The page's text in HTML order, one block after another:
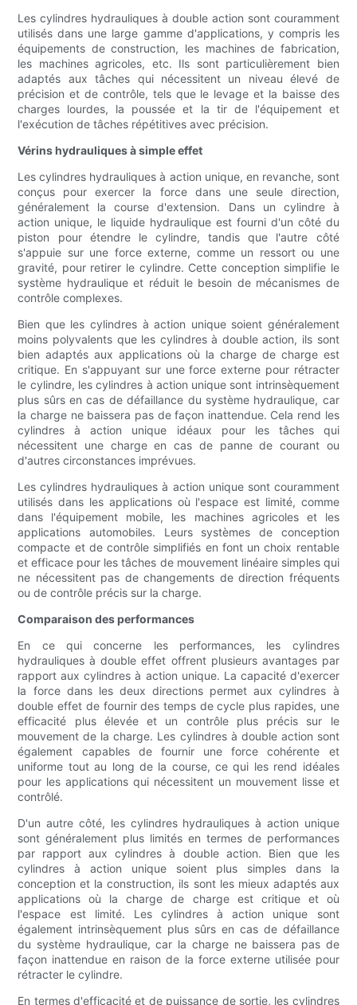
Les cylindres hydrauliques à double action sont couramment
utilisés dans une large gamme d'applications, y compris les
équipements de construction, les machines de fabrication,
les machines agricoles, etc. Ils sont particulièrement bien
adaptés aux tâches qui nécessitent un niveau élevé de
précision et de contrôle, tels que le levage et la baisse des
charges lourdes, la poussée et la tir de l'équipement et
l'exécution de tâches répétitives avec précision.
Vérins hydrauliques à simple effet
Les cylindres hydrauliques à action unique, en revanche, sont
conçus pour exercer la force dans une seule direction,
généralement la course d'extension. Dans un cylindre à
action unique, le liquide hydraulique est fourni d'un côté du
piston pour étendre le cylindre, tandis que l'autre côté
s'appuie sur une force externe, comme un ressort ou une
gravité, pour retirer le cylindre. Cette conception simplifie le
système hydraulique et réduit le besoin de mécanismes de
contrôle complexes.
Bien que les cylindres à action unique soient généralement
moins polyvalents que les cylindres à double action, ils sont
bien adaptés aux applications où la charge de charge est
critique. En s'appuyant sur une force externe pour rétracter
le cylindre, les cylindres à action unique sont intrinsèquement
plus sûrs en cas de défaillance du système hydraulique, car
la charge ne baissera pas de façon inattendue. Cela rend les
cylindres à action unique idéaux pour les tâches qui
nécessitent une charge en cas de panne de courant ou
d'autres circonstances imprévues.
Les cylindres hydrauliques à action unique sont couramment
utilisés dans les applications où l'espace est limité, comme
dans l'équipement mobile, les machines agricoles et les
applications automobiles. Leurs systèmes de conception
compacte et de contrôle simplifiés en font un choix rentable
et efficace pour les tâches de mouvement linéaire simples qui
ne nécessitent pas de changements de direction fréquents
ou de contrôle précis sur la charge.
Comparaison des performances
En ce qui concerne les performances, les cylindres
hydrauliques à double effet offrent plusieurs avantages par
rapport aux cylindres à action unique. La capacité d'exercer
la force dans les deux directions permet aux cylindres à
double effet de fournir des temps de cycle plus rapides, une
efficacité plus élevée et un contrôle plus précis sur le
mouvement de la charge. Les cylindres à double action sont
également capables de fournir une force cohérente et
uniforme tout au long de la course, ce qui les rend idéales
pour les applications qui nécessitent un mouvement lisse et
contrôlé.
D'un autre côté, les cylindres hydrauliques à action unique
sont généralement plus limités en termes de performances
par rapport aux cylindres à double action. Bien que les
cylindres à action unique soient plus simples dans la
conception et la construction, ils sont les mieux adaptés aux
applications où la charge de charge est critique et où
l'espace est limité. Les cylindres à action unique sont
également intrinsèquement plus sûrs en cas de défaillance
du système hydraulique, car la charge ne baissera pas de
façon inattendue en raison de la force externe utilisée pour
rétracter le cylindre.
En termes d'efficacité et de puissance de sortie, les cylindres